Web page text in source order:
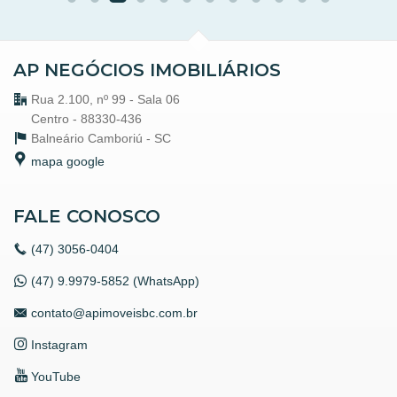
AP NEGÓCIOS IMOBILIÁRIOS
Rua 2.100, nº 99 - Sala 06
Centro - 88330-436
Balneário Camboriú - SC
mapa google
FALE CONOSCO
(47) 3056-0404
(47) 9.9979-5852 (WhatsApp)
contato@apimoveisbc.com.br
Instagram
YouTube